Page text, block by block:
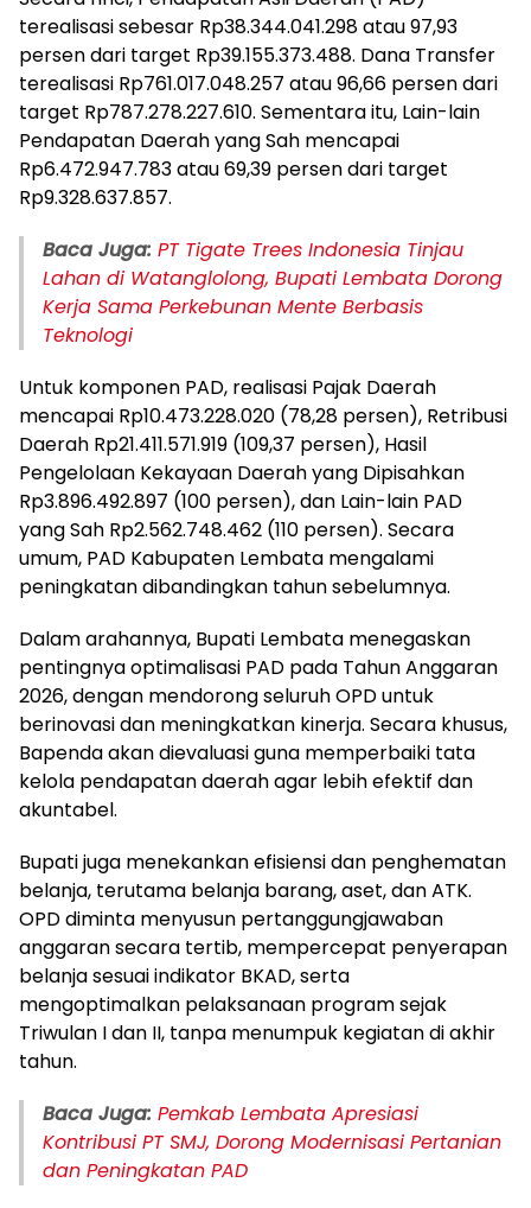
terealisasi sebesar Rp38.344.041.298 atau 97,93
persen dari target Rp39.155.373.488. Dana Transfer
terealisasi Rp761.017.048.257 atau 96,66 persen dari
target Rp787.278.227.610. Sementara itu, Lain-lain
Pendapatan Daerah yang Sah mencapai
Rp6.472.947.783 atau 69,39 persen dari target
Rp9.328.637.857.
Baca Juga: PT Tigate Trees Indonesia Tinjau
Lahan di Watanglolong, Bupati Lembata Dorong
Kerja Sama Perkebunan Mente Berbasis
Teknologi
Untuk komponen PAD, realisasi Pajak Daerah
mencapai Rp10.473.228.020 (78,28 persen), Retribusi
Daerah Rp21.411.571.919 (109,37 persen), Hasil
Pengelolaan Kekayaan Daerah yang Dipisahkan
Rp3.896.492.897 (100 persen), dan Lain-lain PAD
yang Sah Rp2.562.748.462 (110 persen). Secara
umum, PAD Kabupaten Lembata mengalami
peningkatan dibandingkan tahun sebelumnya.
Dalam arahannya, Bupati Lembata menegaskan
pentingnya optimalisasi PAD pada Tahun Anggaran
2026, dengan mendorong seluruh OPD untuk
berinovasi dan meningkatkan kinerja. Secara khusus,
Bapenda akan dievaluasi guna memperbaiki tata
kelola pendapatan daerah agar lebih efektif dan
akuntabel.
Bupati juga menekankan efisiensi dan penghematan
belanja, terutama belanja barang, aset, dan ATK.
OPD diminta menyusun pertanggungjawaban
anggaran secara tertib, mempercepat penyerapan
belanja sesuai indikator BKAD, serta
mengoptimalkan pelaksanaan program sejak
Triwulan I dan II, tanpa menumpuk kegiatan di akhir
tahun.
Baca Juga: Pemkab Lembata Apresiasi
Kontribusi PT SMJ, Dorong Modernisasi Pertanian
dan Peningkatan PAD